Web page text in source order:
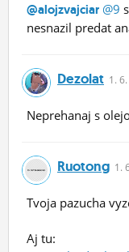
@alojzvajciar @9
nesnazil predat
Dezolat 1. 6.
Neprehanaj s
Ruotong 1.
Tvoja pazucha
Aj tu: